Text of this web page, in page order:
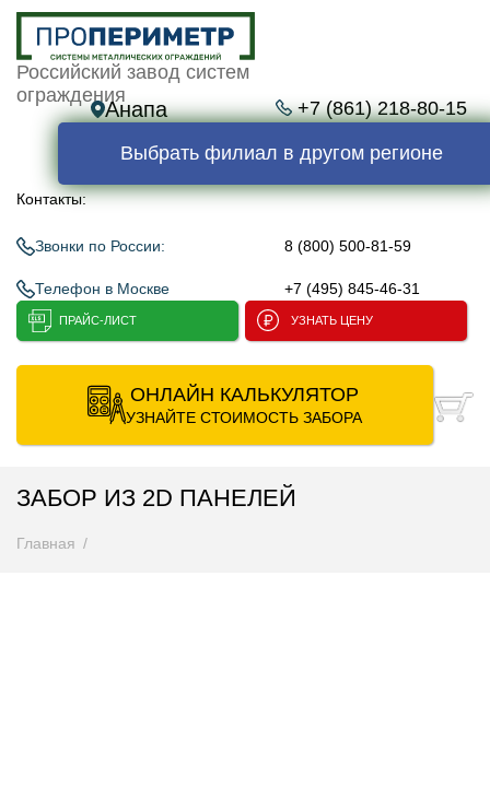
Российский завод систем
ограждения
Анапа +7 (861) 218-80-15
Выбрать филиал в другом регионе
Контакты:
Звонки по России: 8 (800) 500-81-59
Телефон в Москве +7 (495) 845-46-31
ПРАЙС-ЛИСТ УЗНАТЬ ЦЕНУ
ОНЛАЙН КАЛЬКУЛЯТОР
УЗНАЙТЕ СТОИМОСТЬ ЗАБОРА
ЗАБОР ИЗ 2D ПАНЕЛЕЙ
Главная